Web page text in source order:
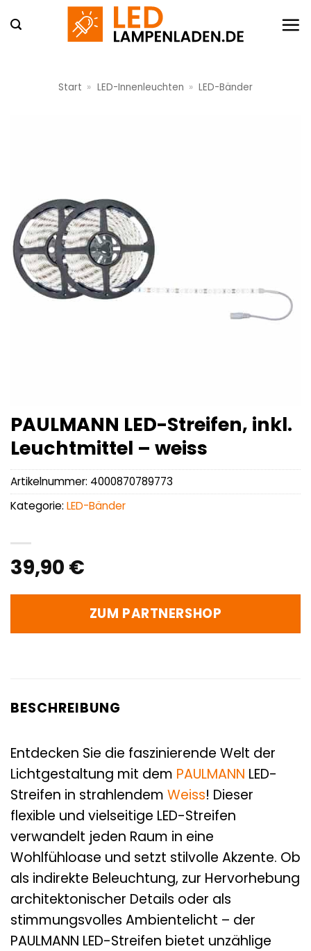
Inhalt
Start » LED-Innenleuchten » LED-Bänder
PAULMANN LED-Streifen, inkl.
Leuchtmittel – weiss
39,90 €
ZUM PARTNERSHOP
Artikelnummer: 4000870789773
Kategorie: LED-Bänder
BESCHREIBUNG
Entdecken Sie die faszinierende Welt der
Lichtgestaltung mit dem PAULMANN LED-
Streifen in strahlendem Weiss! Dieser
flexible und vielseitige LED-Streifen
verwandelt jeden Raum in eine
Wohlfühloase und setzt stilvolle Akzente. Ob
als indirekte Beleuchtung, zur Hervorhebung
architektonischer Details oder als
stimmungsvolles Ambientelicht – der
PAULMANN LED-Streifen bietet unzählige